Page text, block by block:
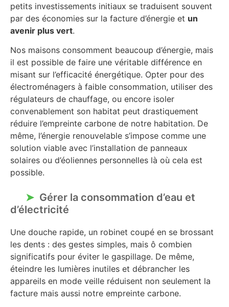
petits investissements initiaux se traduisent souvent
par des économies sur la facture d’énergie et un
avenir plus vert.
Nos maisons consomment beaucoup d’énergie, mais
il est possible de faire une véritable différence en
misant sur l’efficacité énergétique. Opter pour des
électroménagers à faible consommation, utiliser des
régulateurs de chauffage, ou encore isoler
convenablement son habitat peut drastiquement
réduire l’empreinte carbone de notre habitation. De
même, l’énergie renouvelable s’impose comme une
solution viable avec l’installation de panneaux
solaires ou d’éoliennes personnelles là où cela est
possible.
Gérer la consommation d’eau et
d’électricité
Une douche rapide, un robinet coupé en se brossant
les dents : des gestes simples, mais ô combien
significatifs pour éviter le gaspillage. De même,
éteindre les lumières inutiles et débrancher les
appareils en mode veille réduisent non seulement la
facture mais aussi notre empreinte carbone.